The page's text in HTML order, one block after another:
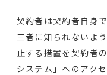
契約者は契約者自身
三者に知られないよ
止する措置を契約者
システム」へのアク